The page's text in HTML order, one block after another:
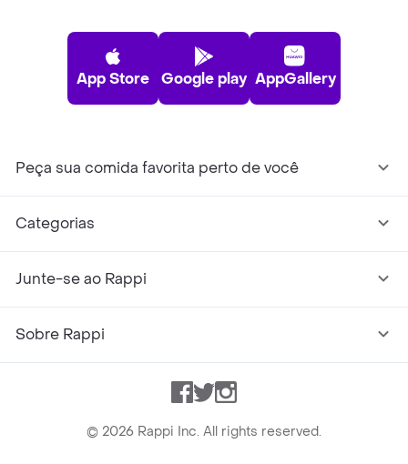
App Store Google play AppGallery
Peça sua comida favorita perto de você
Categorias
Junte-se ao Rappi
Sobre Rappi
Facebook
TwitterInstagram
© 2026 Rappi Inc. All rights reserved.